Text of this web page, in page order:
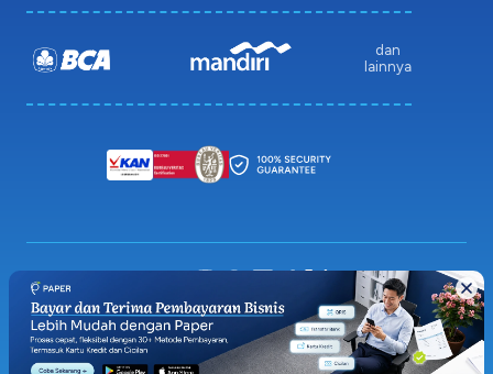
dan
lainnya
© 2026 Paper.id (PT Pakar Digital Global)
Privacy Policy
Terms & Condition
Sitemap